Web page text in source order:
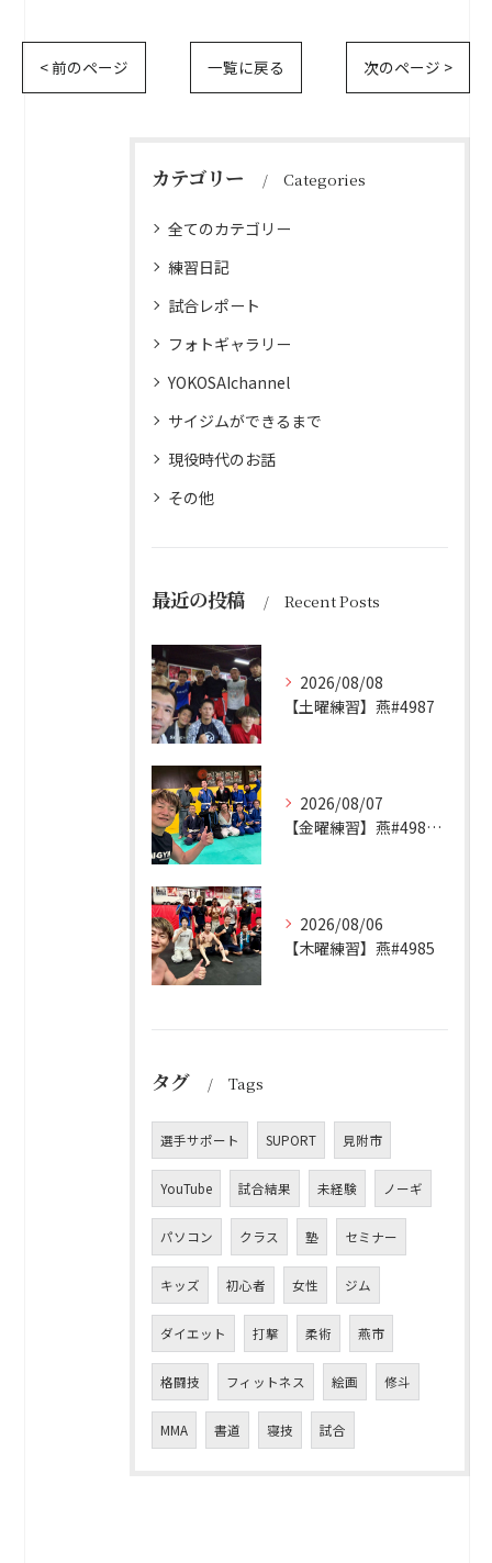
< 前のページ 一覧に戻る 次のページ >
カテゴリー Categories
全てのカテゴリー
練習日記
試合レポート
フォトギャラリー
YOKOSAIchannel
サイジムができるまで
現役時代のお話
その他
最近の投稿 Recent Posts
2026/08/08
【土曜練習】燕#4987
2026/08/07
【金曜練習】燕#4986見附#493
2026/08/06
【木曜練習】燕#4985
タグ Tags
選手サポート SUPORT 見附市
YouTube 試合結果 未経験 ノーギ
パソコン クラス 塾 セミナー
キッズ 初心者 女性 ジム
ダイエット 打撃 柔術 燕市
格闘技 フィットネス 絵画 修斗
MMA 書道 寝技 試合